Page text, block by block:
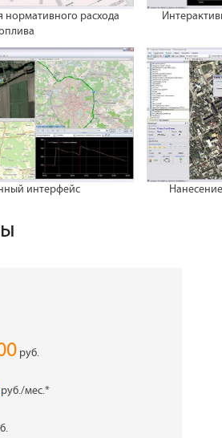
расхода
интерфейс
руб.
руб./мес.*